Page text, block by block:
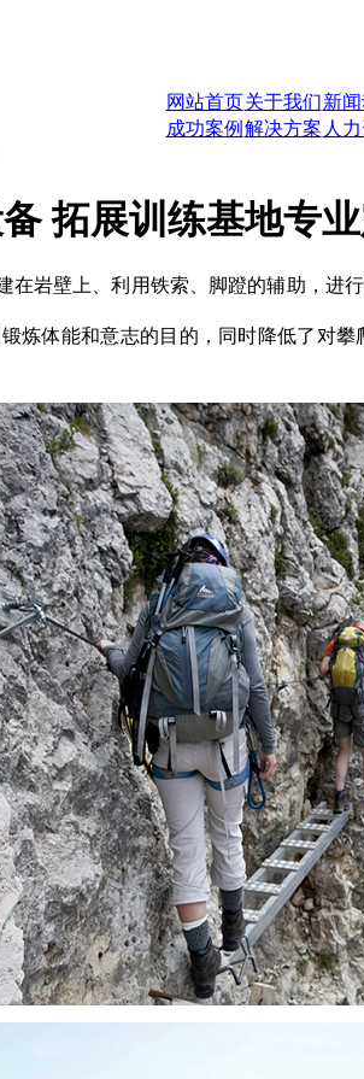
网站首页关于我们新
成功案例 解决方案 人
拓展训练基地专
在岩壁上、利用铁索、脚蹬的辅助，
炼体能和意志的目的，同时降低了对